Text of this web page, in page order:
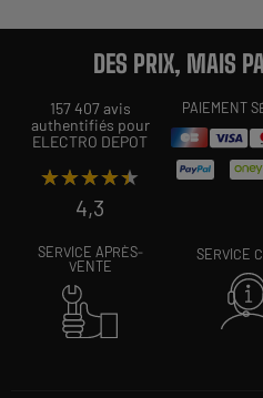
DES PRIX, MAIS
157 407 avis
authentifiés pour
ELECTRO DEPOT
★★★★★
★★★★★
4,3
PAIEMENT
SERVICE APRÈS-
VENTE
SERVICE